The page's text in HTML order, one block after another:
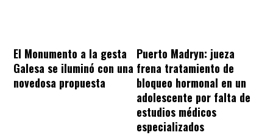
El Monumento a la gesta
Galesa se iluminó con una
novedosa propuesta
Puerto Madryn: jueza
frena tratamiento de
bloqueo hormonal en un
adolescente por falta de
estudios médicos
especializados